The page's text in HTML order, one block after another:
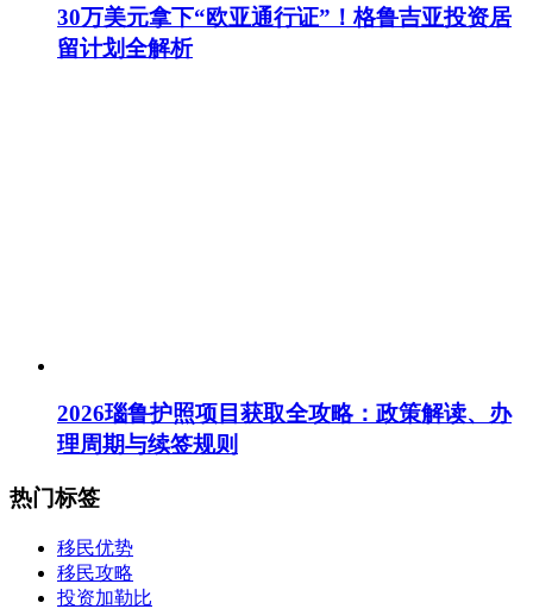
30万美元拿下“欧亚通行证”！格鲁吉亚投资居
留计划全解析
2026瑙鲁护照项目获取全攻略：政策解读、办
理周期与续签规则
热门标签
移民优势
移民攻略
投资加勒比